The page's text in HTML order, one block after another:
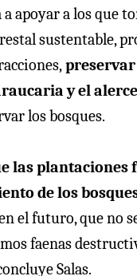
a apoyar a los que
sustentable,
preservar
y el
los bosques.
las plantaciones
de los
el futuro, que no
faenas
Salas.